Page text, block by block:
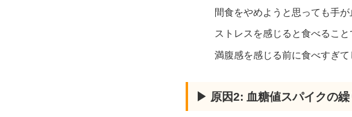
間食をやめようと思っても手
ストレスを感じると食べるこ
満腹感を感じる前に食べすぎて
▶ 原因2: 血糖値スパイクの繰